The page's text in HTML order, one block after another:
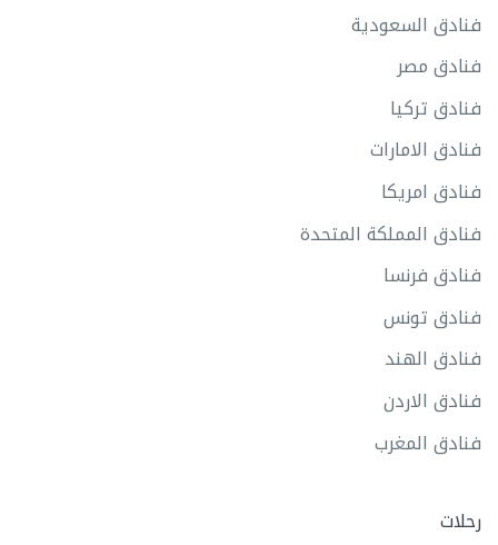
فنادق السعودية
فنادق مصر
فنادق تركيا
فنادق الامارات
فنادق امريكا
فنادق المملكة المتحدة
فنادق فرنسا
فنادق تونس
فنادق الهند
فنادق الاردن
فنادق المغرب
رحلات